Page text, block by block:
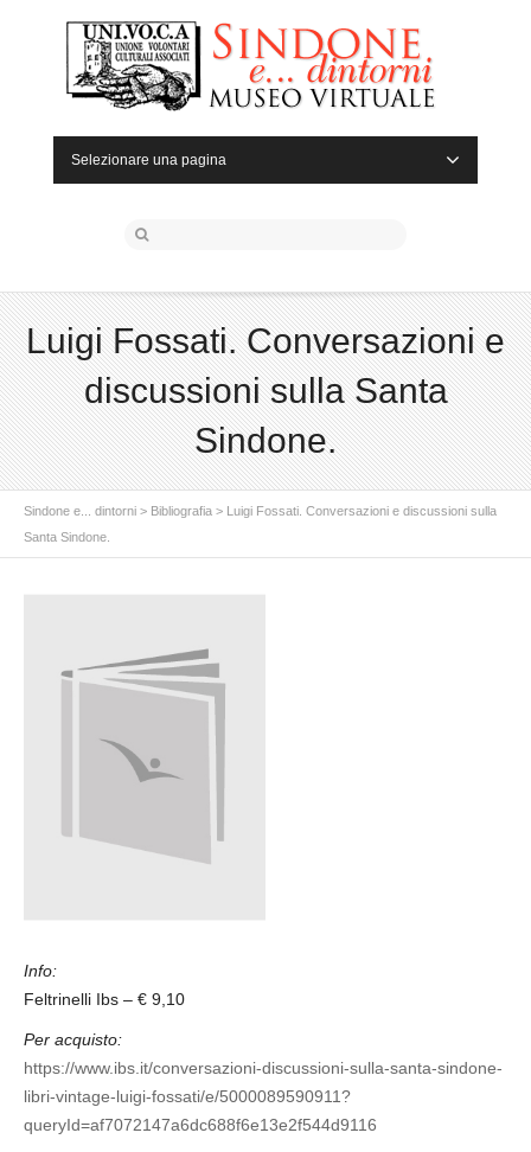
Selezionare una pagina
Luigi Fossati. Conversazioni e
discussioni sulla Santa
Sindone.
Sindone e... dintorni > Bibliografia > Luigi Fossati. Conversazioni e discussioni sulla
Santa Sindone.
Info:
Feltrinelli Ibs – € 9,10
Per acquisto:
https://www.ibs.it/conversazioni-discussioni-sulla-santa-sindone-
libri-vintage-luigi-fossati/e/5000089590911?
queryId=af7072147a6dc688f6e13e2f544d9116